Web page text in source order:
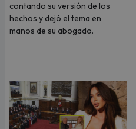
contando su versión de los
hechos y dejó el tema en
manos de su abogado.